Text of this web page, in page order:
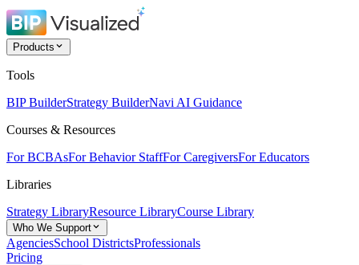
Products
Tools
BIP BuilderStrategy BuilderNavi AI Guidance
Courses & Resources
For BCBAsFor Behavior StaffFor CaregiversFor Educators
Libraries
Strategy LibraryResource LibraryCourse Library
Who We Support
AgenciesSchool DistrictsProfessionals
Pricing